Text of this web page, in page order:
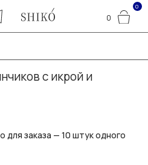
0
0
с икрой и
заказа — 10 штук одного